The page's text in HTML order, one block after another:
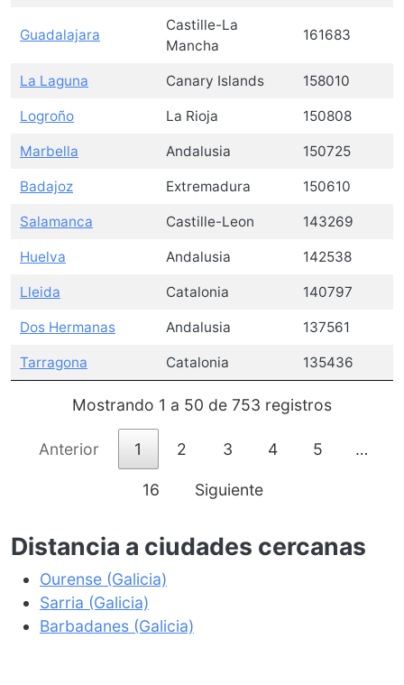
Guadalajara
Castille-La
Mancha
161683
La Laguna Canary Islands 158010
Logroño La Rioja 150808
Marbella Andalusia 150725
Badajoz Extremadura 150610
Salamanca Castille-Leon 143269
Huelva Andalusia 142538
Lleida Catalonia 140797
Dos Hermanas Andalusia 137561
Tarragona Catalonia 135436
Mostrando 1 a 50 de 753 registros
Anterior 1 2 3 4 5 …
16 Siguiente
Distancia a ciudades cercanas
Ourense (Galicia)
Sarria (Galicia)
Barbadanes (Galicia)